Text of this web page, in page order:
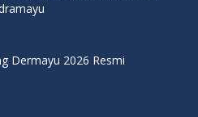
Dermayu 2026 Resmi